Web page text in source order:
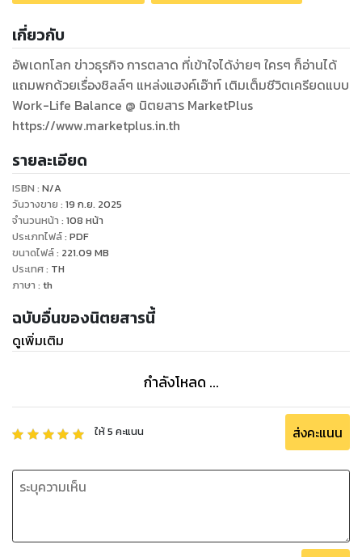
เกี่ยวกับ
อัพเดทโลก ข่าวธุรกิจ การตลาด ที่เข้าใจได้ง่ายๆ ใครๆ ก็อ่านได้
แถมพกด้วยเรื่องชิลล์ๆ แหล่งแฮงค์เอ๊าท์ เติมเต็มชีวิตเครียดแบบ
Work-Life Balance @ นิตยสาร MarketPlus
https://www.marketplus.in.th
รายละเอียด
ISBN : N/A
วันวางขาย : 19 ก.ย. 2025
จำนวนหน้า : 108 หน้า
ประเภทไฟล์: PDF
ขนาดไฟล์: 221.09 MB
ประเทศ: TH
ภาษา : th
ฉบับอื่นของนิตยสารนี้
ดูเพิ่มเติม
กำลังโหลด ...
ให้5 คะแนน ส่งคะแนน